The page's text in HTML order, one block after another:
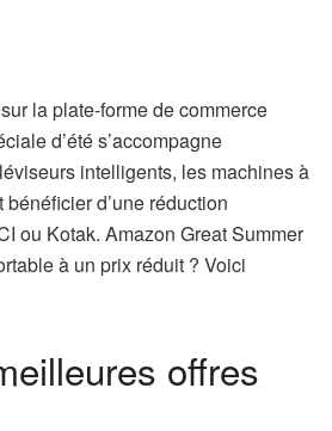
la plate-forme de commerce
d’été s’accompagne
intelligents, les machines à
d’une réduction
ou Kotak. Amazon Great Summer
à un prix réduit ? Voici
offres